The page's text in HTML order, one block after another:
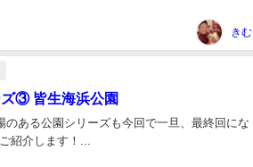
きむ
③ 皆生海浜公園
ある公園シリーズも今回で一旦、最終回にな
紹介します！...